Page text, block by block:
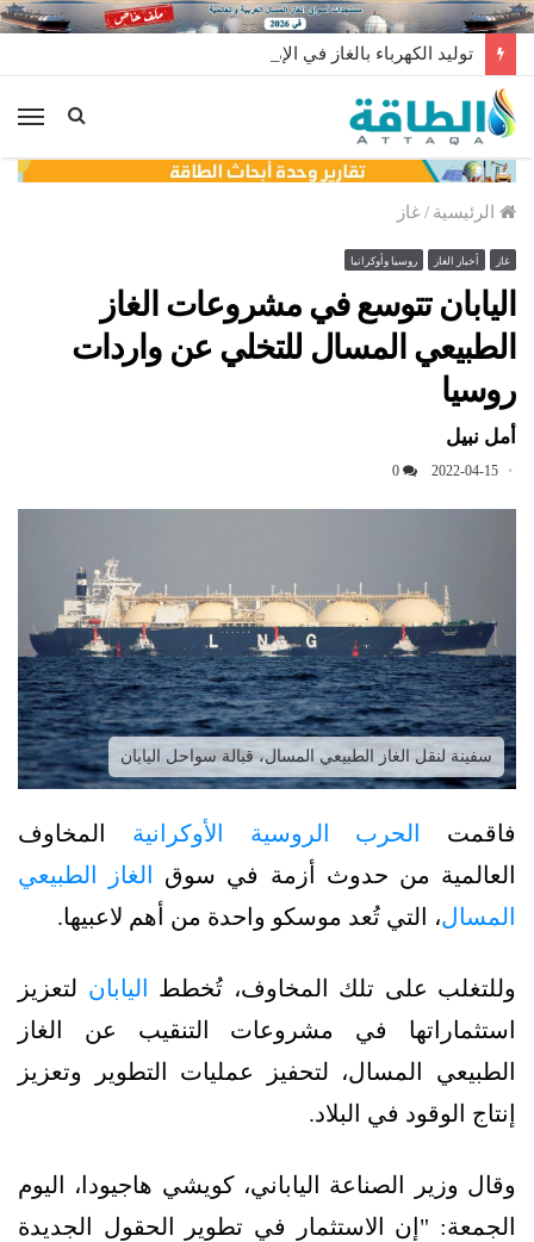
توليد الكهرباء بالغاز في الإمارات يرتفع للعام الثاني
الرئيسية /غاز
غاز أخبار الغاز روسيا وأوكرانيا
اليابان تتوسع في مشروعات الغاز
الطبيعي المسال للتخلي عن واردات
روسيا
أمل نبيل
2022-04-15
0
سفينة لنقل الغاز الطبيعي المسال، قبالة سواحل اليابان
فاقمت الحرب الروسية الأوكرانية المخاوف
العالمية من حدوث أزمة في سوق
الغاز الطبيعي
المسال، التي تُعد موسكو واحدة من أهم لاعبيها.
وللتغلب على تلك المخاوف، تُخطط اليابان لتعزيز
استثماراتها في مشروعات التنقيب عن الغاز
الطبيعي المسال، لتحفيز عمليات التطوير وتعزيز
إنتاج الوقود في البلاد.
وقال وزير الصناعة الياباني، كويشي هاجيودا، اليوم
الجمعة: "إن الاستثمار في تطوير الحقول الجديدة